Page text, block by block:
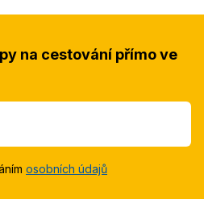
na cestování přímo ve
osobních údajů